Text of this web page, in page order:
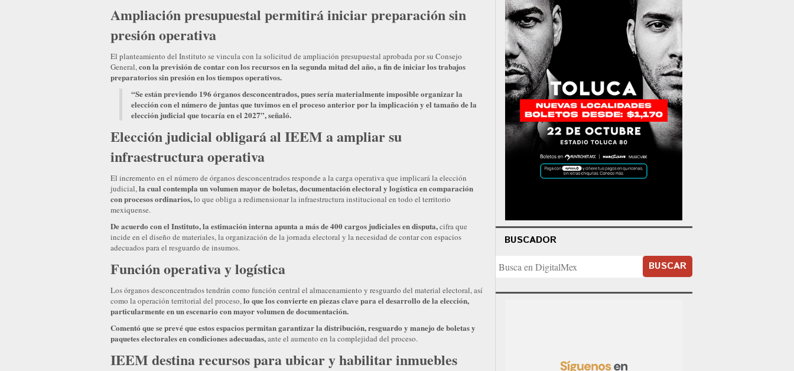
Ampliación presupuestal permitirá iniciar preparación sin
presión operativa
El planteamiento del Instituto se vincula con la solicitud de ampliación presupuestal aprobada por su Consejo
General,con la previsión de contar con los recursos en la segunda mitad del año, a fin de iniciar los trabajos
preparatorios sin presión en los tiempos operativos.
“Se están previendo 196 órganos desconcentrados, pues sería materialmente imposible organizar la
elección con el número de juntas que tuvimos en el proceso anterior por la implicación y el tamaño de la
elección judicial que tocaría en el 2027”, señaló.
Elección judicial obligará al IEEM a ampliar su
infraestructura operativa
El incremento en el número de órganos desconcentrados responde a la carga operativa que implicará la elección
judicial,la cual contempla un volumen mayor de boletas, documentación electoral y logística en comparación
con procesos ordinarios,lo que obliga a redimensionar la infraestructura institucional en todo el territorio
mexiquense.
De acuerdo con el Instituto, la estimación interna apunta a más de 400 cargos judiciales en disputa,cifra que
incide en el diseño de materiales, la organización de la jornada electoral y la necesidad de contar con espacios
adecuados para el resguardo de insumos.
Función operativa y logística
Los órganos desconcentrados tendrán como función central el almacenamiento y resguardo del material electoral, así
como la operación territorial del proceso,lo que los convierte en piezas clave para el desarrollo de la elección,
particularmente en un escenario con mayor volumen de documentación.
Comentó que se prevé que estos espacios permitan garantizar la distribución, resguardo y manejo de boletas y
paquetes electorales en condiciones adecuadas,ante el aumento en la complejidad del proceso.
IEEM destina recursos para ubicar y habilitar inmuebles
BUSCADOR
BUSCAR